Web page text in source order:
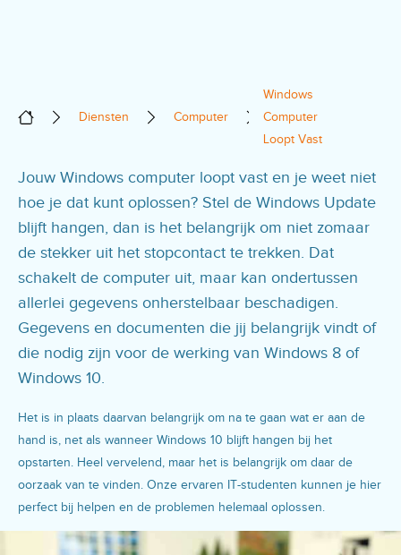
Diensten Computer
Windows
Computer
Loopt Vast
Jouw Windows computer loopt vast en je weet niet
hoe je dat kunt oplossen? Stel de Windows Update
blijft hangen, dan is het belangrijk om niet zomaar
de stekker uit het stopcontact te trekken. Dat
schakelt de computer uit, maar kan ondertussen
allerlei gegevens onherstelbaar beschadigen.
Gegevens en documenten die jij belangrijk vindt of
die nodig zijn voor de werking van Windows 8 of
Windows 10.
Het is in plaats daarvan belangrijk om na te gaan wat er aan de
hand is, net als wanneer Windows 10 blijft hangen bij het
opstarten. Heel vervelend, maar het is belangrijk om daar de
oorzaak van te vinden. Onze ervaren IT-studenten kunnen je hier
perfect bij helpen en de problemen helemaal oplossen.